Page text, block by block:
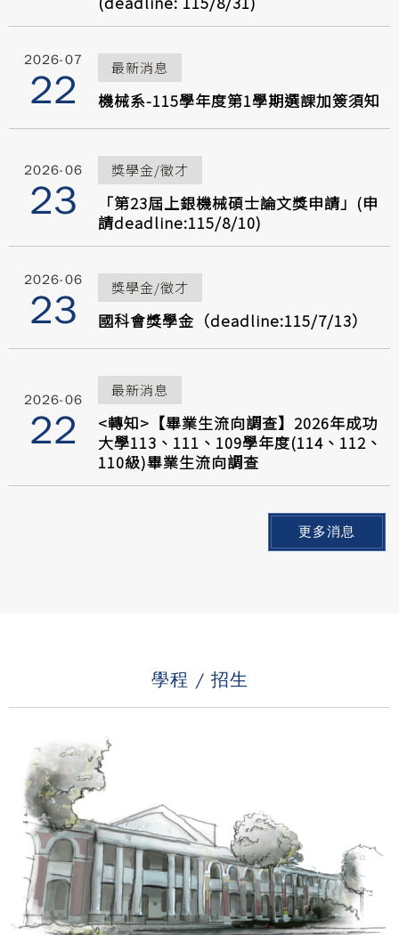
2026-07
22 最新消息
機械系-115學年度第1學期選課加簽須知
2026-06
23
獎學金/徵才
「第23屆上銀機械碩士論文獎申請」(申
請deadline:115/8/10)
2026-06
23 獎學金/徵才
國科會獎學金（deadline:115/7/13）
2026-06
22
最新消息
<轉知>【畢業生流向調查】2026年成功
大學113、111、109學年度(114、112、
110級)畢業生流向調查
更多消息
學程 / 招生